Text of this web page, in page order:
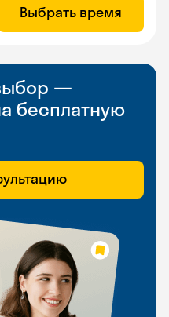
Выбрать время
—
бесплатную